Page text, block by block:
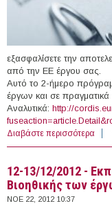
εξασφαλίσετε την
από την ΕΕ έργου σας.
Αυτό το 2-ήμερο
έργων και σε
Αναλυτικά: http://
Διαβάστε περισσότερα
12-13/12/2012 -
Βιοηθικής των
ΝΟΕ 22, 2012 10:37